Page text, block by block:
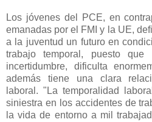
Los jóvenes del PCE, en
emanadas por el FMI y la UE,
a la juventud un futuro en
trabajo temporal, puesto
incertidumbre, dificulta
además tiene una clara
laboral. "La temporalidad
siniestra en los accidentes de
la vida de entorno a mil